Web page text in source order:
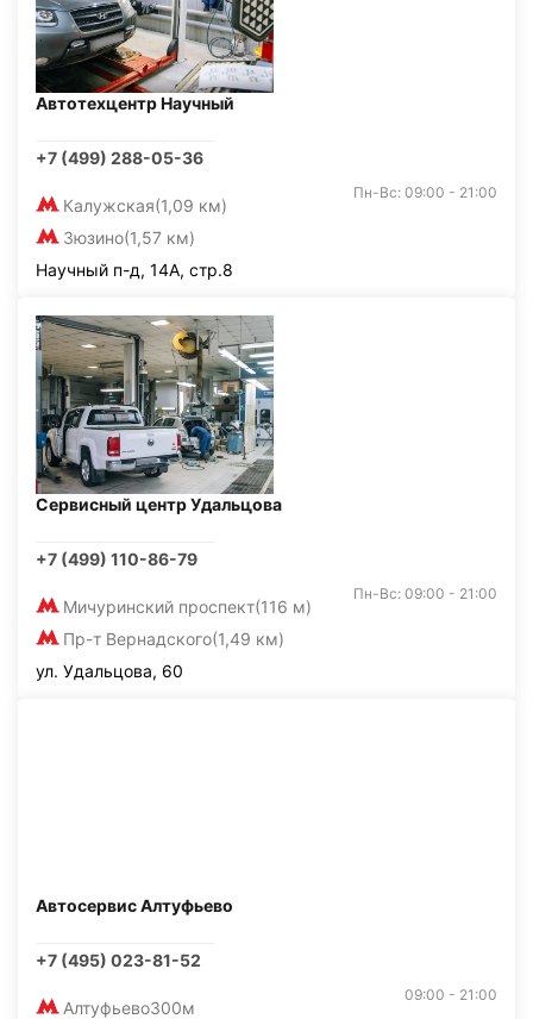
Автотехцентр Научный
+7 (499) 288-05-36
Калужская(1,09 км)
Зюзино(1,57 км)
Пн-Вс: 09:00 - 21:00
Научный п-д, 14А, стр.8
Сервисный центр Удальцова
+7 (499) 110-86-79
Мичуринский проспект(116 м)
Пр-т Вернадского(1,49 км)
Пн-Вс: 09:00 - 21:00
ул. Удальцова, 60
Автосервис Алтуфьево
+7 (495) 023-81-52
Алтуфьево300м
09:00 - 21:00